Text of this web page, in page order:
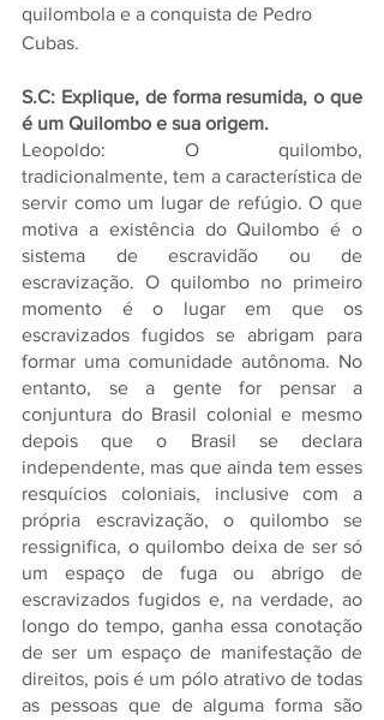
quilombola e a conquista de Pedro
Cubas.
S.C: Explique, de forma resumida, o que
é um Quilombo e sua origem.
Leopoldo: O quilombo,
tradicionalmente, tem a característica de
servir como um lugar de refúgio. O que
motiva a existência do Quilombo é o
sistema de escravidão ou de
escravização. O quilombo no primeiro
momento é o lugar em que os
escravizados fugidos se abrigam para
formar uma comunidade autônoma. No
entanto, se a gente for pensar a
conjuntura do Brasil colonial e mesmo
depois que o Brasil se declara
independente, mas que ainda tem esses
resquícios coloniais, inclusive com a
própria escravização, o quilombo se
ressignifica, o quilombo deixa de ser só
um espaço de fuga ou abrigo de
escravizados fugidos e, na verdade, ao
longo do tempo, ganha essa conotação
de ser um espaço de manifestação de
direitos, pois é um pólo atrativo de todas
as pessoas que de alguma forma são